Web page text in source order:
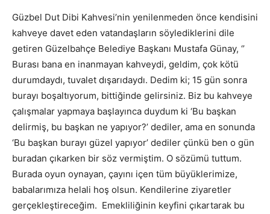
Güzbel Dut Dibi Kahvesi’nin yenilenmeden önce kendisini
kahveye davet eden vatandaşların söylediklerini dile
getiren Güzelbahçe Belediye Başkanı Mustafa Günay, ‘’
Burası bana en inanmayan kahveydi, geldim, çok kötü
durumdaydı, tuvalet dışarıdaydı. Dedim ki; 15 gün sonra
burayı boşaltıyorum, bittiğinde gelirsiniz. Biz bu kahveye
çalışmalar yapmaya başlayınca duydum ki ‘Bu başkan
delirmiş, bu başkan ne yapıyor?’ dediler, ama en sonunda
‘Bu başkan burayı güzel yapıyor’ dediler çünkü ben o gün
buradan çıkarken bir söz vermiştim. O sözümü tuttum.
Burada oyun oynayan, çayını içen tüm büyüklerimize,
babalarımıza helali hoş olsun. Kendilerine ziyaretler
gerçekleştireceğim. Emekliliğinin keyfini çıkartarak bu